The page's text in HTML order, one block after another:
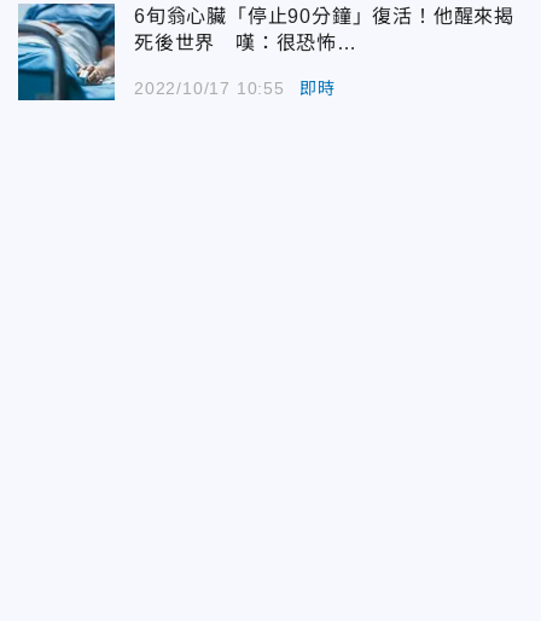
6旬翁心臟「停止90分鐘」復活！他醒來揭
死後世界 嘆：很恐怖…
2022/10/17 10:55 即時